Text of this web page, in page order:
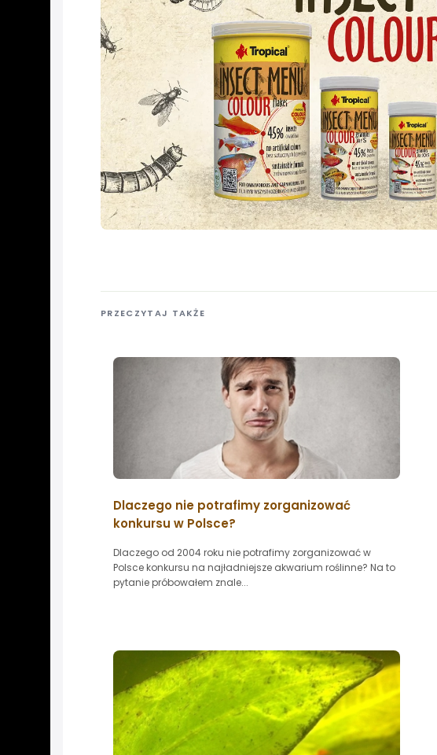
PRZECZYTAJ TAKŻE
Dlaczego nie potrafimy zorganizować
konkursu w Polsce?
Dlaczego od 2004 roku nie potrafimy zorganizować w
Polsce konkursu na najładniejsze akwarium roślinne? Na to
pytanie próbowałem znale...